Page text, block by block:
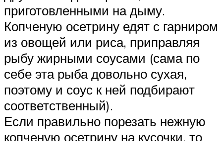
приготовленными на дыму.
Копченую осетрину едят с гарниром
из овощей или риса, приправляя
рыбу жирными соусами (сама по
себе эта рыба довольно сухая,
поэтому и соус к ней подбирают
соответственный).
Если правильно порезать нежную
копченую осетрину на кусочки, то